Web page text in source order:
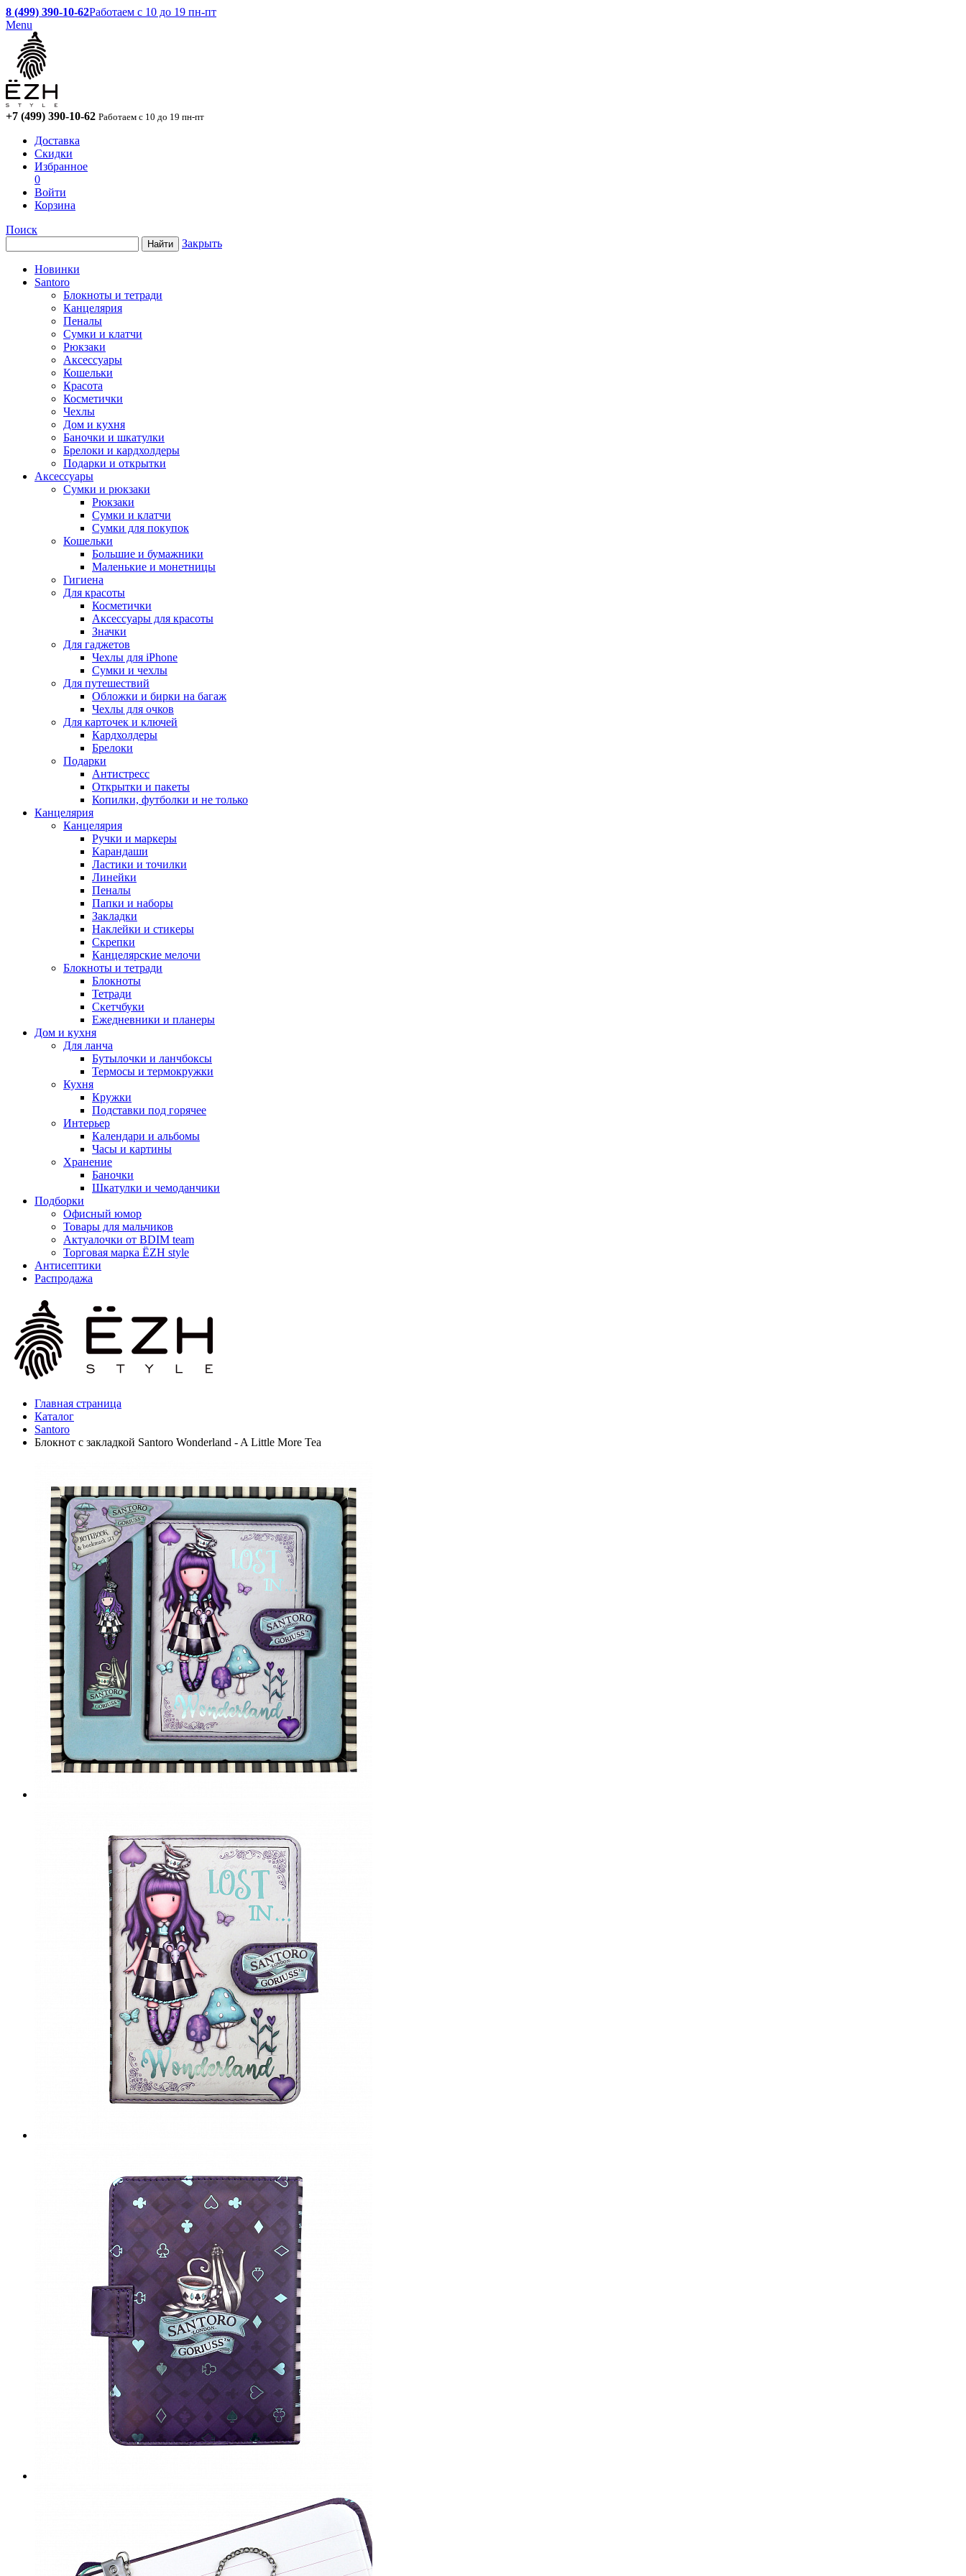
8 (499) 390-10-62Работаем с 10 до 19 пн-пт
Menu
+7 (499) 390-10-62 Работаем с 10 до 19 пн-пт
Доставка
Скидки
Избранное
0
Войти
Корзина
Поиск
Закрыть
Новинки
Santoro
Блокноты и тетради
Канцелярия
Пеналы
Сумки и клатчи
Рюкзаки
Аксессуары
Кошельки
Красота
Косметички
Чехлы
Дом и кухня
Баночки и шкатулки
Брелоки и кардхолдеры
Подарки и открытки
Аксессуары
Сумки и рюкзаки
Рюкзаки
Сумки и клатчи
Сумки для покупок
Кошельки
Большие и бумажники
Маленькие и монетницы
Гигиена
Для красоты
Косметички
Аксессуары для красоты
Значки
Для гаджетов
Чехлы для iPhone
Сумки и чехлы
Для путешествий
Обложки и бирки на багаж
Чехлы для очков
Для карточек и ключей
Кардхолдеры
Брелоки
Подарки
Антистресс
Открытки и пакеты
Копилки, футболки и не только
Канцелярия
Канцелярия
Ручки и маркеры
Карандаши
Ластики и точилки
Линейки
Пеналы
Папки и наборы
Закладки
Наклейки и стикеры
Скрепки
Канцелярские мелочи
Блокноты и тетради
Блокноты
Тетради
Скетчбуки
Ежедневники и планеры
Дом и кухня
Для ланча
Бутылочки и ланчбоксы
Термосы и термокружки
Кухня
Кружки
Подставки под горячее
Интерьер
Календари и альбомы
Часы и картины
Хранение
Баночки
Шкатулки и чемоданчики
Подборки
Офисный юмор
Товары для мальчиков
Актуалочки от BDIM team
Торговая марка ЁZH style
Антисептики
Распродажа
Главная страница
Каталог
Santoro
Блокнот с закладкой Santoro Wonderland - A Little More Tea